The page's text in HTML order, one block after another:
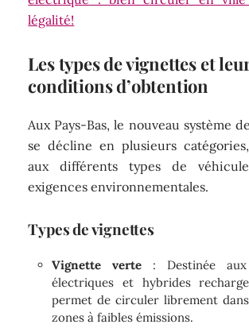
légalité!
Les types de vignettes et
conditions d’obtention
Aux Pays-Bas, le nouveau système
se décline en plusieurs
aux différents types de
exigences environnementales.
Types de vignettes
Vignette verte : Destinée aux
électriques et hybrides
permet de circuler librement
zones à faibles émissions.